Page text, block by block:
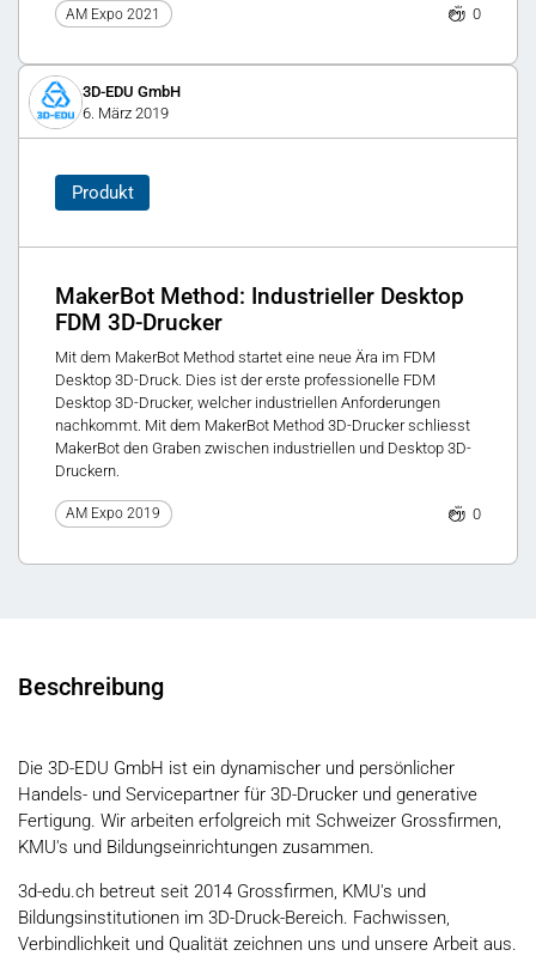
AM Expo 2021 0
3D-EDU GmbH
6. März 2019
Produkt
MakerBot Method: Industrieller Desktop
FDM 3D-Drucker
Mit dem MakerBot Method startet eine neue Ära im FDM
Desktop 3D-Druck. Dies ist der erste professionelle FDM
Desktop 3D-Drucker, welcher industriellen Anforderungen
nachkommt. Mit dem MakerBot Method 3D-Drucker schliesst
MakerBot den Graben zwischen industriellen und Desktop 3D-
Druckern.
AM Expo 2019 0
Beschreibung
Die 3D-EDU GmbH ist ein dynamischer und persönlicher
Handels- und Servicepartner für 3D-Drucker und generative
Fertigung. Wir arbeiten erfolgreich mit Schweizer Grossfirmen,
KMU's und Bildungseinrichtungen zusammen.
3d-edu.ch betreut seit 2014 Grossfirmen, KMU's und
Bildungsinstitutionen im 3D-Druck-Bereich. Fachwissen,
Verbindlichkeit und Qualität zeichnen uns und unsere Arbeit aus.